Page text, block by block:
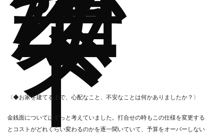
タ
ー
ト
〈◆お家を建てる上で、心配なこと、不安なことは何かありましたか？〉
金銭面についてはずっと考えていました。打合せの時もこの仕様を変更する
とコストがどれくらい変わるのかを逐一聞いていて、予算をオーバーしない